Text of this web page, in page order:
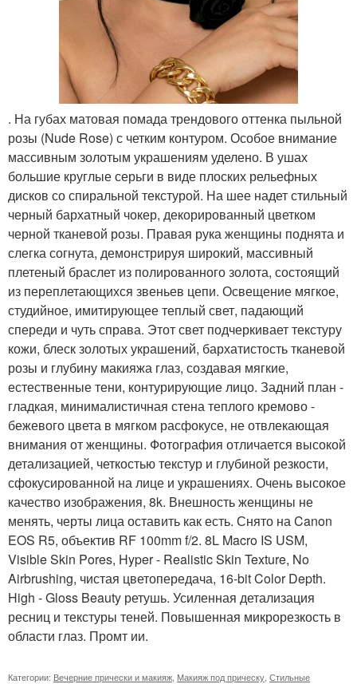
. На губах матовая помада трендового оттенка пыльной
розы (Nude Rose) с четким контуром. Особое внимание
массивным золотым украшениям уделено. В ушах
большие круглые серьги в виде плоских рельефных
дисков со спиральной текстурой. На шее надет стильный
черный бархатный чокер, декорированный цветком
черной тканевой розы. Правая рука женщины поднята и
слегка согнута, демонстрируя широкий, массивный
плетеный браслет из полированного золота, состоящий
из переплетающихся звеньев цепи. Освещение мягкое,
студийное, имитирующее теплый свет, падающий
спереди и чуть справа. Этот свет подчеркивает текстуру
кожи, блеск золотых украшений, бархатистость тканевой
розы и глубину макияжа глаз, создавая мягкие,
естественные тени, контурирующие лицо. Задний план -
гладкая, минималистичная стена теплого кремово -
бежевого цвета в мягком расфокусе, не отвлекающая
внимания от женщины. Фотография отличается высокой
детализацией, четкостью текстур и глубиной резкости,
сфокусированной на лице и украшениях. Очень высокое
качество изображения, 8k. Внешность женщины не
менять, черты лица оставить как есть. Снято на Canon
EOS R5, объектив RF 100mm f/2. 8L Macro IS USM,
Visible Skin Pores, Hyper - Realistic Skin Texture, No
Airbrushing, чистая цветопередача, 16-bit Color Depth.
High - Gloss Beauty ретушь. Усиленная детализация
ресниц и текстуры теней. Повышенная микрорезкость в
области глаз. Промт ии.
Категории: Вечерние прически и макияж Макияж под прическу Стильные